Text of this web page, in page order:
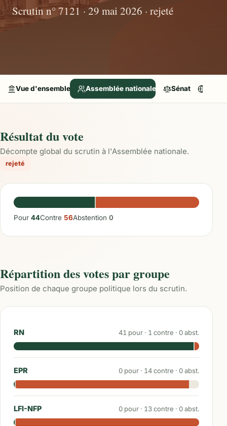
Scrutin n° 7121 · 29 mai 2026 · rejeté
Vue d'ensemble Assemblée nationale Sénat
Résultat du vote
Décompte global du scrutin à l'Assemblée nationale.
rejeté
Pour 44Contre 56Abstention 0
Répartition des votes par groupe
Position de chaque groupe politique lors du scrutin.
RN 41 pour · 1 contre · 0abst.
EPR 0 pour · 14contre · 0abst.
LFI-NFP 0 pour · 13contre · 0abst.